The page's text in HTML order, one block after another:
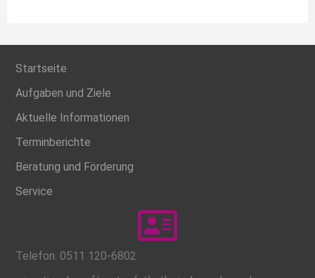
Startseite
Aufgaben und Ziele
Aktuelle Informationen
Terminberichte
Beratung und Förderung
Service
Telefon: 0511 120-6802